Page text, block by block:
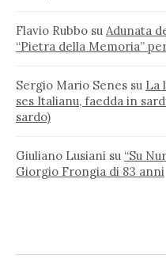
Flavio Rubbo su Adunata
“Pietra della Memoria”
Sergio Mario Senes su La
ses Italianu, faedda in
sardo)
Giuliano Lusiani su “Su
Giorgio Frongia di 83 anni